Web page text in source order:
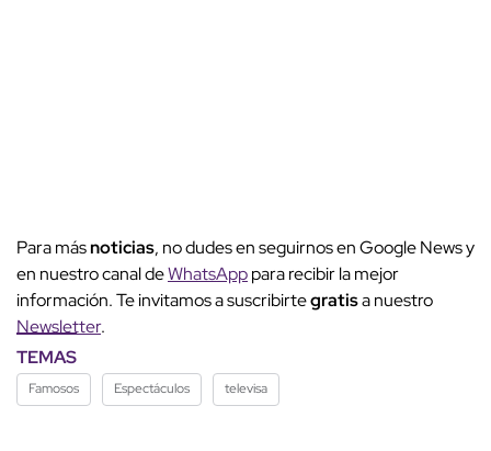
Para másnoticias, no dudes en seguirnos en Google News y
en nuestro canal deWhatsApppara recibir la mejor
información. Te invitamos a suscribirtegratisa nuestro
Newsletter.
TEMAS
Famosos Espectáculos televisa